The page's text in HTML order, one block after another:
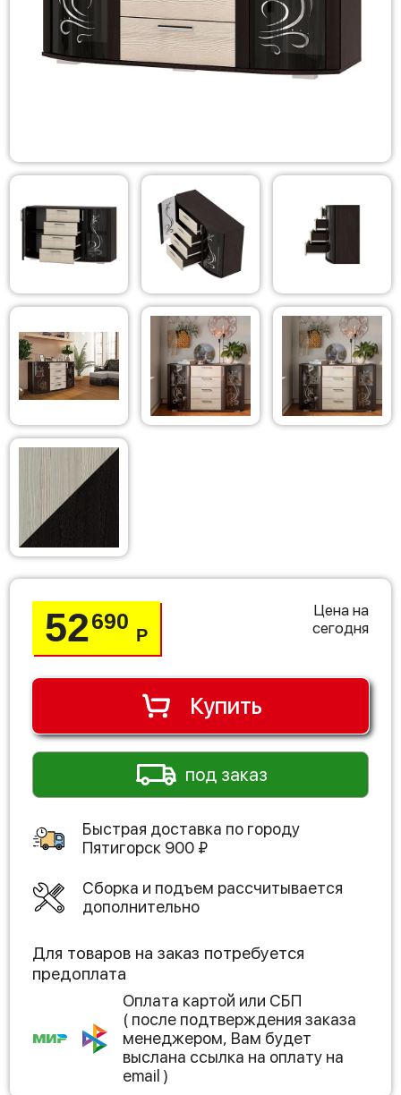
52690
Р
Цена на
сегодня
Купить
под заказ
Быстрая доставка по городу
Пятигорск 900 ₽
Сборка и подъем рассчитывается
дополнительно
Для товаров на заказ потребуется
предоплата
Оплата картой или СБП
( после подтверждения заказа
менеджером, Вам будет
выслана ссылка на оплату на
email )